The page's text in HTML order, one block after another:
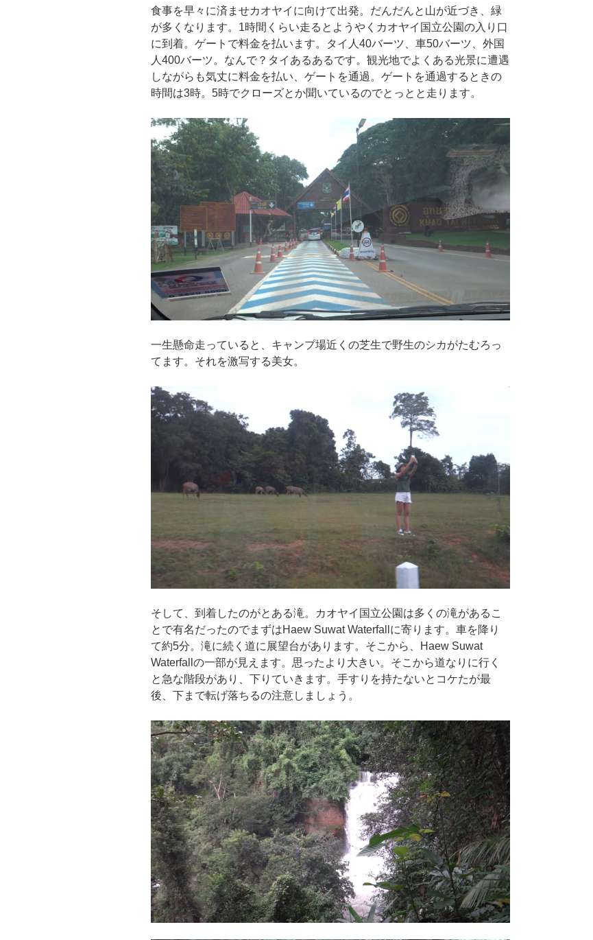
食事を早々に済ませカオヤイに向けて出発。だんだんと山が近づき、緑
が多くなります。1時間くらい走るとようやくカオヤイ国立公園の入り口
に到着。ゲートで料金を払います。タイ人40バーツ、車50バーツ、外国
人400バーツ。なんで？タイあるあるです。観光地でよくある光景に遭遇
しながらも気丈に料金を払い、ゲートを通過。ゲートを通過するときの
時間は3時。5時でクローズとか聞いているのでとっとと走ります。
一生懸命走っていると、キャンプ場近くの芝生で野生のシカがたむろっ
てます。それを激写する美女。
そして、到着したのがとある滝。カオヤイ国立公園は多くの滝があるこ
とで有名だったのでまずはHaew Suwat Waterfallに寄ります。車を降り
て約5分。滝に続く道に展望台があります。そこから、Haew Suwat
Waterfallの一部が見えます。思ったより大きい。そこから道なりに行く
と急な階段があり、下りていきます。手すりを持たないとコケたが最
後、下まで転げ落ちるの注意しましょう。